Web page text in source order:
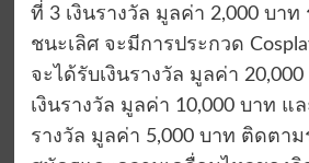
ที่ 3 เงินรางวัล มูลค่า 2,000 บาท
ชนะเลิศ จะมีการประกวด
จะได้รับเงินรางวัล มูลค่า
เงินรางวัล มูลค่า 10,000 บาท แ
รางวัล มูลค่า 5,000 บาท ติดตาม